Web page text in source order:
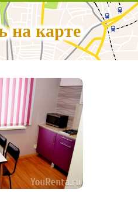
на карте